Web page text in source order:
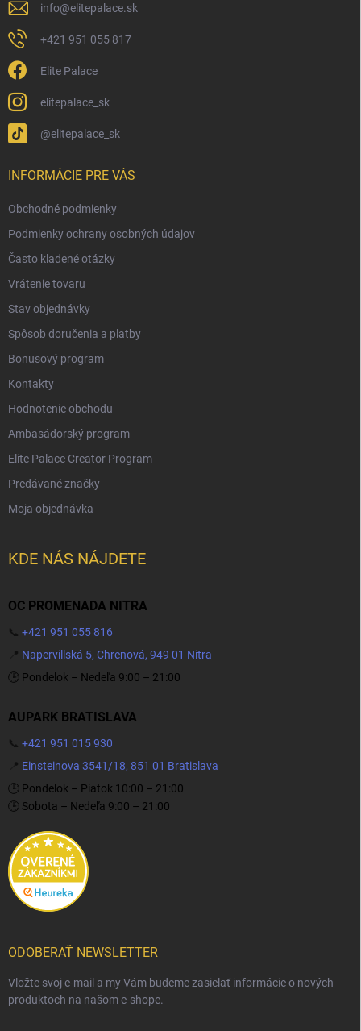
info@elitepalace.sk
+421 951 055 817
Elite Palace
elitepalace_sk
@elitepalace_sk
INFORMÁCIE PRE VÁS
Obchodné podmienky
Podmienky ochrany osobných údajov
Často kladené otázky
Vrátenie tovaru
Stav objednávky
Spôsob doručenia a platby
Bonusový program
Kontakty
Hodnotenie obchodu
Ambasádorský program
Elite Palace Creator Program
Predávané značky
Moja objednávka
KDE NÁS NÁJDETE
OC PROMENADA NITRA
📞 +421 951 055 816
📍 Napervillská 5, Chrenová, 949 01 Nitra
🕒 Pondelok – Nedeľa 9:00 – 21:00
AUPARK BRATISLAVA
📞 +421 951 015 930
📍 Einsteinova 3541/18, 851 01 Bratislava
🕒 Pondelok – Piatok 10:00 – 21:00
🕒 Sobota – Nedeľa 9:00 – 21:00
ODOBERAŤ NEWSLETTER
Vložte svoj e-mail a my Vám budeme zasielať informácie o nových
produktoch na našom e-shope.